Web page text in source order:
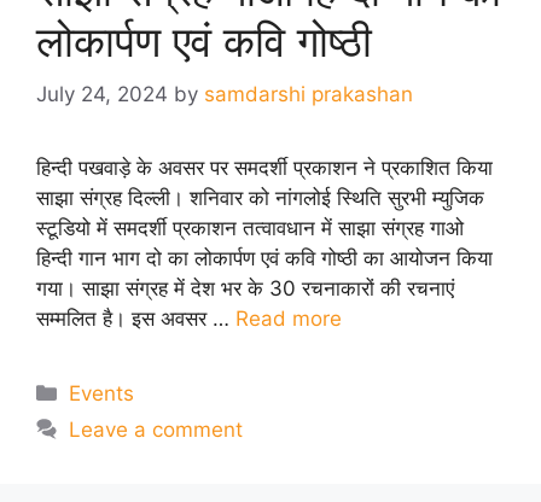
लोकार्पण एवं कवि गोष्ठी
July 24, 2024 by samdarshi prakashan
हिन्दी पखवाड़े के अवसर पर समदर्शी प्रकाशन ने प्रकाशित किया
साझा संग्रह दिल्ली। शनिवार को नांगलोई स्थिति सुरभी म्युजिक
स्टूडियो में समदर्शी प्रकाशन तत्वावधान में साझा संग्रह गाओ
हिन्दी गान भाग दो का लोकार्पण एवं कवि गोष्ठी का आयोजन किया
गया। साझा संग्रह में देश भर के 30 रचनाकारों की रचनाएं
सम्मलित है। इस अवसर … Read more
Categories
Events
Leave a comment